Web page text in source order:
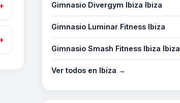
Gimnasio Divergym Ibiza Ibiza
Gimnasio Luminar Fitness Ibiza
Gimnasio Smash Fitness Ibiza Ibiza
Ver todos en Ibiza →